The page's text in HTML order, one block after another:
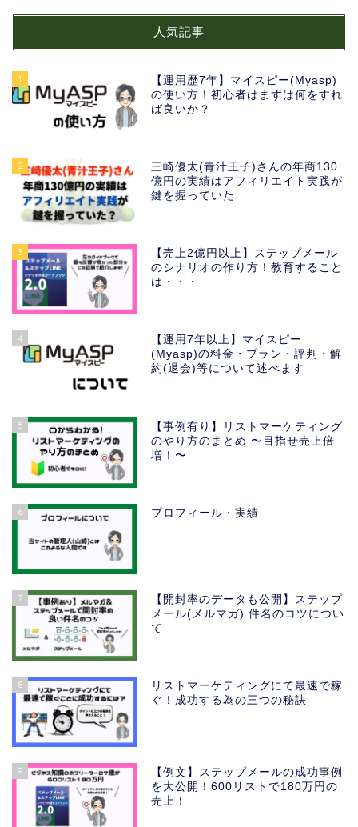
人気記事
1
【運用歴7年】マイスピー(Myasp)
の使い方！初心者はまずは何をすれ
ば良いか？
2
三崎優太(青汁王子)さんの年商130
億円の実績はアフィリエイト実践が
鍵を握っていた
3
【売上2億円以上】ステップメール
のシナリオの作り方！教育すること
は・・・
4
【運用7年以上】マイスピー
(Myasp)の料金・プラン・評判・解
約(退会)等について述べます
5
【事例有り】リストマーケティング
のやり方のまとめ 〜目指せ売上倍
増！〜
6 プロフィール・実績
7
【開封率のデータも公開】ステップ
メール(メルマガ) 件名のコツについ
て
8
リストマーケティングにて最速で稼
ぐ！成功する為の三つの秘訣
9
【例文】ステップメールの成功事例
を大公開！600リストで180万円の
売上！
【期間限定公開】ステップ